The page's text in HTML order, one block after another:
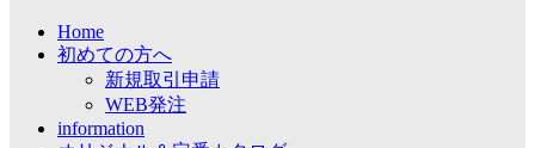
Home
初めての方へ
新規取引申請
WEB発注
information